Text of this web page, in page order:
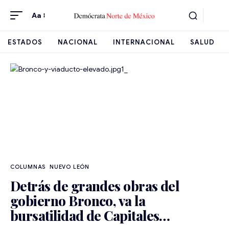
Aa
ESTADOS NACIONAL INTERNACIONAL SALUD
NUEVO LEÓN
Detrás de grandes obras del
gobierno Bronco, va la
bursatilidad de Capitales…